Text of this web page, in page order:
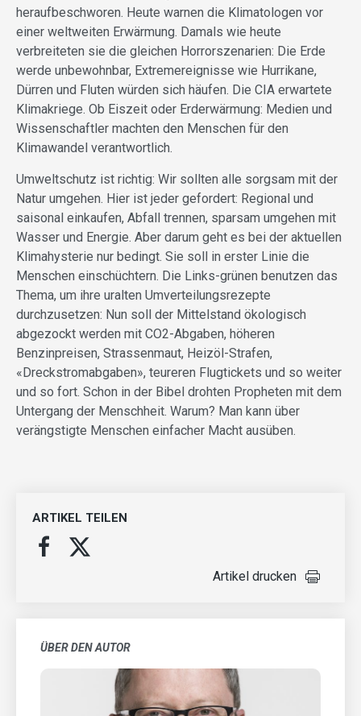
heraufbeschworen. Heute warnen die Klimatologen vor
einer weltweiten Erwärmung. Damals wie heute
verbreiteten sie die gleichen Horrorszenarien: Die Erde
werde unbewohnbar, Extremereignisse wie Hurrikane,
Dürren und Fluten würden sich häufen. Die CIA erwartete
Klimakriege. Ob Eiszeit oder Erderwärmung: Medien und
Wissenschaftler machten den Menschen für den
Klimawandel verantwortlich.
Umweltschutz ist richtig: Wir sollten alle sorgsam mit der
Natur umgehen. Hier ist jeder gefordert: Regional und
saisonal einkaufen, Abfall trennen, sparsam umgehen mit
Wasser und Energie. Aber darum geht es bei der aktuellen
Klimahysterie nur bedingt. Sie soll in erster Linie die
Menschen einschüchtern. Die Links-grünen benutzen das
Thema, um ihre uralten Umverteilungsrezepte
durchzusetzen: Nun soll der Mittelstand ökologisch
abgezockt werden mit CO2-Abgaben, höheren
Benzinpreisen, Stras­senmaut, Heizöl-Strafen,
«Dreckstromabgaben», teureren Flugtickets und so weiter
und so fort. Schon in der Bibel drohten Propheten mit dem
Untergang der Menschheit. Warum? Man kann über
verängstigte Menschen einfacher Macht ausüben.
ARTIKEL TEILEN
Artikel drucken
ÜBER DEN AUTOR